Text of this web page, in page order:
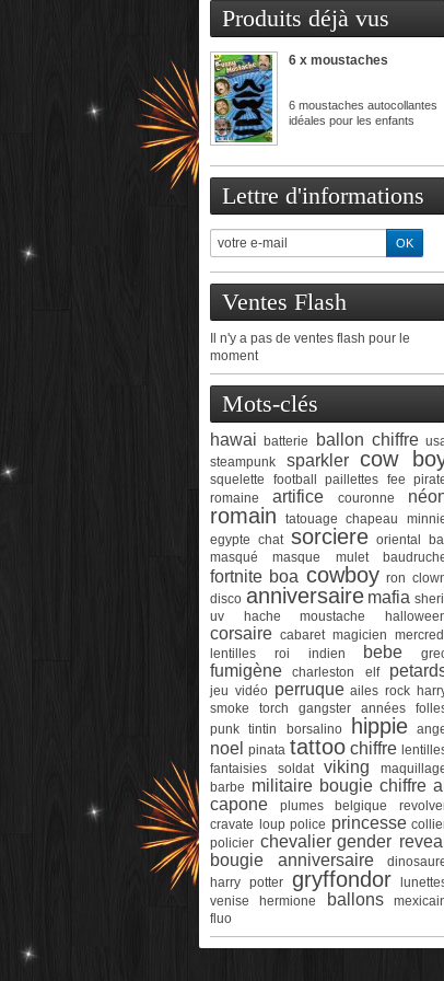
Produits déjà vus
6 x moustaches
6 moustaches autocollantes
idéales pour les enfants
Lettre d'informations
Ventes Flash
Il n'y a pas de ventes flash pour le
moment
Mots-clés
hawai batterie ballon chiffre
steampunk
sparkler cow
squelette football paillettes fee
romaine
artifice couronne
romain tatouage chapeau
egypte chat sorciere oriental
masqué
masque mulet
fortnite boa cowboy ron
disco anniversaire mafia
uv
hache moustache
corsaire cabaret magicien
lentilles
roi indien bebe
fumigène charleston elf
jeu vidéo perruque ailes rock
smoke torch
gangster
années
punk tintin borsalino hippie
noel pinata tattoo chiffre
fantaisies
soldat viking
barbe militaire bougie chiffre al
capone
plumes belgique
cravate loup police princesse
policier chevalier gender reveal
bougie anniversaire
harry potter gryffondor
venise
hermione ballons
fluo